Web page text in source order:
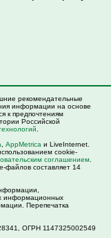
рекомендательные
информации на основе
к предпочтениям
Российской
AppMetrica и LiveInternet.
cookie-
соглашением
файлов составляет 14
информационных
Перепечатка
ОГРН 1147325002549